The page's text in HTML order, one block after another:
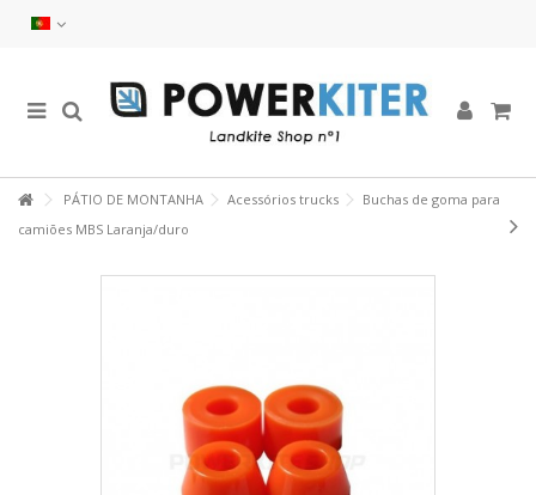
PÁTIO DE MONTANHA Acessórios trucks
Buchas de goma para
camiões MBS Laranja/duro